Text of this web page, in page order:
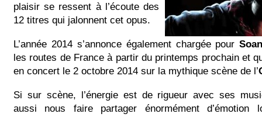
plaisir se ressent à l’écoute des
12 titres qui jalonnent cet opus.
L’année 2014 s’annonce également chargée pour
les routes de France à partir du printemps prochain et
en concert le 2 octobre 2014 sur la mythique scène de l’
Si sur scène, l’énergie est de rigueur avec ses
aussi nous faire partager énormément d’émotion